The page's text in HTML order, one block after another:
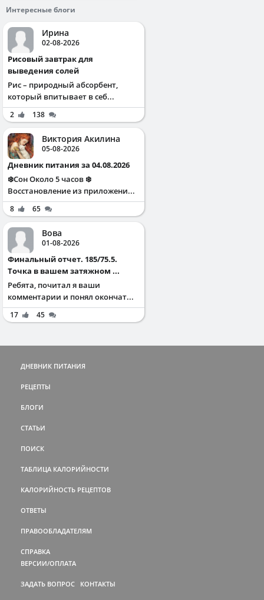
Интересные блоги
Ирина
02-08-2026
Рисовый завтрак для
выведения солей
Рис – природный абсорбент,
который впитывает в себ...
2 138
Виктория Акилина
05-08-2026
Дневник питания за 04.08.2026
❄️Сон Около 5 часов ❄️
Восстановление из приложени...
8 65
Вова
01-08-2026
Финальный отчет. 185/75.5.
Точка в вашем затяжном ...
Ребята, почитал я ваши
комментарии и понял окончат...
17 45
ДНЕВНИК ПИТАНИЯ
РЕЦЕПТЫ
БЛОГИ
СТАТЬИ
ПОИСК
ТАБЛИЦА КАЛОРИЙНОСТИ
КАЛОРИЙНОСТЬ РЕЦЕПТОВ
ОТВЕТЫ
ПРАВООБЛАДАТЕЛЯМ
СПРАВКА
ВЕРСИИ/ОПЛАТА
ЗАДАТЬ ВОПРОС КОНТАКТЫ